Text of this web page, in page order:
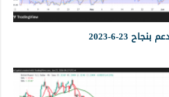
23-6-2023